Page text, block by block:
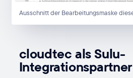
Ausschnitt der Bearbeitungsmaske
cloudtec als Sulu-
Integrationspartner